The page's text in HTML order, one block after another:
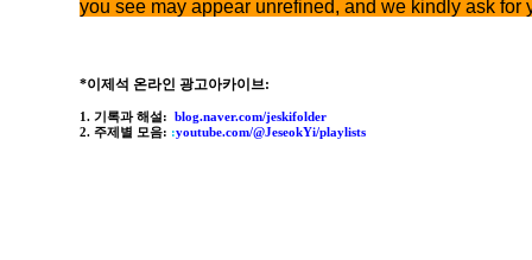
you see may appear unrefined, and we kindly ask
*이제석 온라인 광고아카이브:
1. 기록과 해설:
blog.naver.com/jeskifolder
2. 주제별 모음: :youtube.com/@JeseokYi/playlists